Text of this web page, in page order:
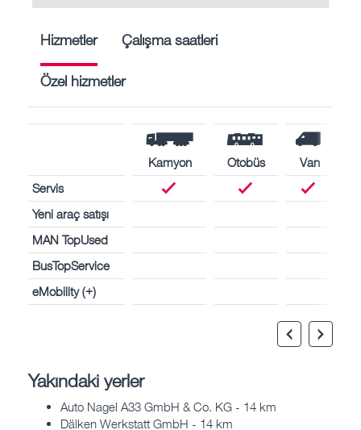
Hizmetler Çalışma saatleri
Özel hizmetler
Kamyon Otobüs
Van
Servis
Yeni araç satışı
MAN TopUsed
BusTopService
eMobility (+)
Yakındaki yerler
Auto Nagel A33 GmbH & Co. KG - 14 km
Dälken Werkstatt GmbH - 14 km